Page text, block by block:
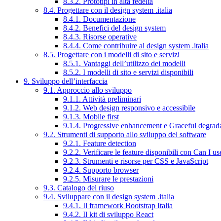
8.4. Progettare con il design system .italia
8.4.1. Documentazione
8.4.2. Benefici del design system
8.4.3. Risorse operative
8.4.4. Come contribuire al design system .italia
8.5. Progettare con i modelli di sito e servizi
8.5.1. Vantaggi dell’utilizzo dei modelli
8.5.2. I modelli di sito e servizi disponibili
9. Sviluppo dell’interfaccia
9.1. Approccio allo sviluppo
9.1.1. Attività preliminari
9.1.2. Web design responsivo e accessibile
9.1.3. Mobile first
9.1.4. Progressive enhancement e Graceful
9.2. Strumenti di supporto allo sviluppo del software
9.2.1. Feature detection
9.2.2. Verificare le feature disponibili con Can I
9.2.3. Strumenti e risorse per CSS e JavaScript
9.2.4. Supporto browser
9.2.5. Misurare le prestazioni
9.3. Catalogo del riuso
9.4. Sviluppare con il design system .italia
9.4.1. Il framework Bootstrap Italia
9.4.2. Il kit di sviluppo React